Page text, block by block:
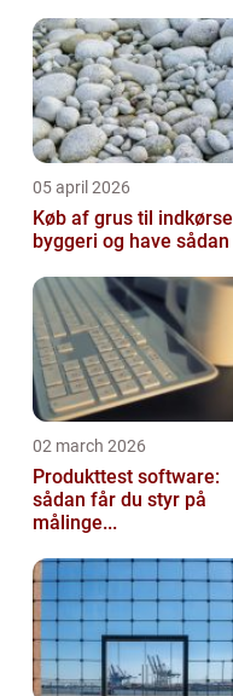
05 april 2026
Køb af grus til
byggeri og have
02 march 2026
Produkttest software:
sådan får du styr på
målinge...